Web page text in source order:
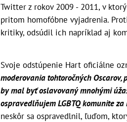
Twitter z rokov 2009 - 2011, v
pritom homofóbne vyjadrenia.
kritiky, odsúdil ich napríklad aj
Svoje odstúpenie Hart oficiálne
moderovania tohtoročných Oscarov,
by mal byť oslavovaný mnohými
ospravedlňujem LGBTQ komunite
neskôr sa ospravedlnil, ľuďom,